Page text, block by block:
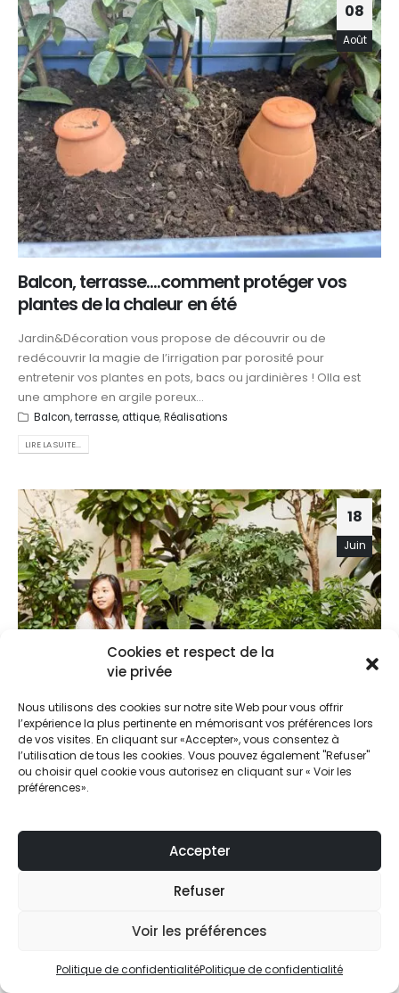
Cookies et respect de la
vie privée
Nous utilisons des cookies sur notre site Web pour vous offrir
l’expérience la plus pertinente en mémorisant vos préférences lors
de vos visites. En cliquant sur «Accepter», vous consentez à
l’utilisation de tous les cookies. Vous pouvez également "Refuser"
ou choisir quel cookie vous autorisez en cliquant sur « Voir les
préférences».
Accepter
Refuser
Voir les préférences
Politique de confidentialitéPolitique de confidentialité
08
Août
Balcon, terrasse….comment protéger vos
plantes de la chaleur en été
Jardin&Décoration vous propose de découvrir ou de
redécouvrir la magie de l’irrigation par porosité pour
entretenir vos plantes en pots, bacs ou jardinières ! Olla est
une amphore en argile poreux...
Balcon, terrasse, attique,Réalisations
LIRE LA SUITE...
18
Juin
Location plantes vertes
évènement de quelques heures ou de quelques jours ?
Mariage, anniversaire, fête familiale, foire, salon, séminaire,